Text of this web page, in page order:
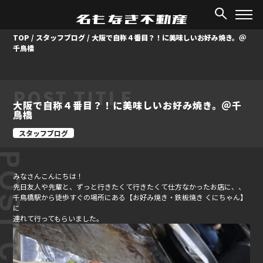
TOP / スタッフブログ / 大阪で自称４番目？！に美味しいお好み焼き。＠
千鳥橋
POST TITLE
大阪で自称４番目？！に美味しいお好み焼き。＠千
鳥橋
スタッフブログ
みなさんこんにちは！
先日友人や先輩と、ずっと行きたくて行きたくて仕方なかったお店に、、
千鳥橋駅から徒歩すぐの場所にある【お好み焼き・鉄板焼き くにちゃん】
に
連れて行ってもらいました。